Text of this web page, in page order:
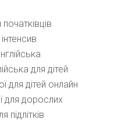
для дітей
для дітей онлайн
для дорослих
підлітків